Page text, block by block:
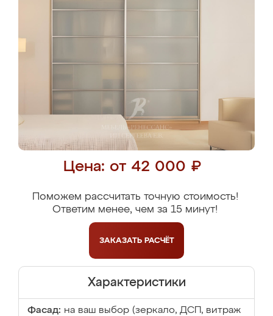
Цена: от 42 000 ₽
Поможем рассчитать точную стоимость!
Ответим менее, чем за 15 минут!
ЗАКАЗАТЬ РАСЧЁТ
Характеристики
Фасад: на ваш выбор (зеркало, ДСП, витраж